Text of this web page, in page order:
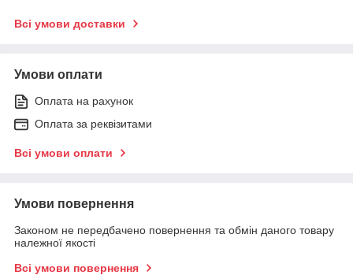
Всі умови доставки
Умови оплати
Оплата на рахунок
Оплата за реквізитами
Всі умови оплати
Умови повернення
Законом не передбачено повернення та обмін даного товару
належної якості
Всі умови повернення